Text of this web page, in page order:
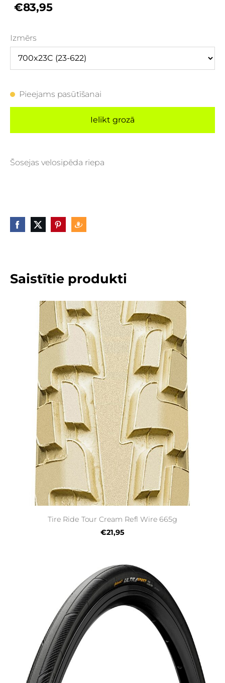
€83,95
Izmērs
Pieejams pasūtīšanai
Ielikt grozā
Šosejas velosipēda riepa
Saistītie produkti
Tire Ride Tour Cream Refl Wire 665g
€21,95